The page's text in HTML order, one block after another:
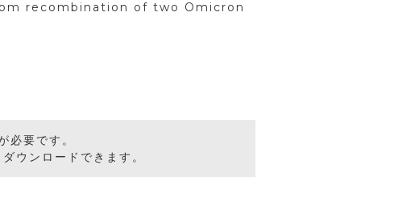
recombination of two Omicron
要です。
ダウンロードできます。